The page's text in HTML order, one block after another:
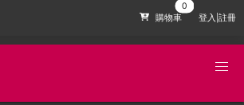
購物車 登入|註冊